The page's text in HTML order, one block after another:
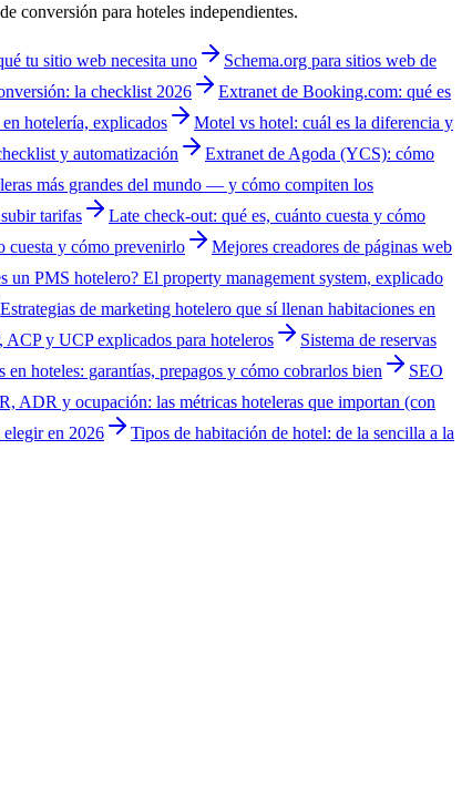
conversión para hoteles independientes.
tu sitio web necesita uno
Schema.org para sitios web de
la checklist 2026
Extranet de Booking.com: qué es
hotelería, explicados
Motel vs hotel: cuál es la diferencia y
y automatización
Extranet de Agoda (YCS): cómo
más grandes del mundo — y cómo compiten los
tarifas
Late check-out: qué es, cuánto cuesta y cómo
cuesta y cómo prevenirlo
Mejores creadores de páginas web
un PMS hotelero? El property management system, explicado
Estrategias de marketing hotelero que sí llenan habitaciones en
y UCP explicados para hoteleros
Sistema de reservas
en hoteles: garantías, prepagos y cómo cobrarlos bien
SEO
ADR y ocupación: las métricas hoteleras que importan (con
elegir en 2026
Tipos de habitación de hotel: de la sencilla a la